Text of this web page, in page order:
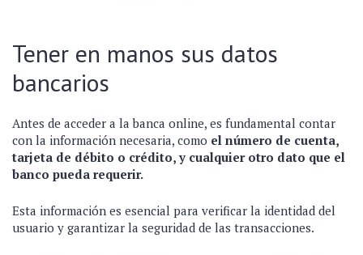
Tener en manos sus datos
bancarios
Antes de acceder a la banca online, es fundamental contar
con la información necesaria, como el número de cuenta,
tarjeta de débito o crédito, y cualquier otro dato que el
banco pueda requerir.
Esta información es esencial para verificar la identidad del
usuario y garantizar la seguridad de las transacciones.